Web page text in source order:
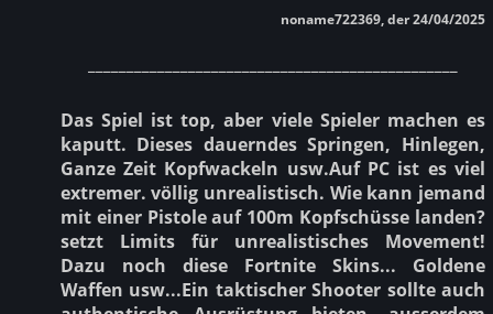
noname722369, der 24/04/2025
Das Spiel ist top, aber viele Spieler machen es
kaputt. Dieses dauerndes Springen, Hinlegen,
Ganze Zeit Kopfwackeln usw.Auf PC ist es viel
extremer. völlig unrealistisch. Wie kann jemand
mit einer Pistole auf 100m Kopfschüsse landen?
setzt Limits für unrealistisches Movement!
Dazu noch diese Fortnite Skins... Goldene
Waffen usw...Ein taktischer Shooter sollte auch